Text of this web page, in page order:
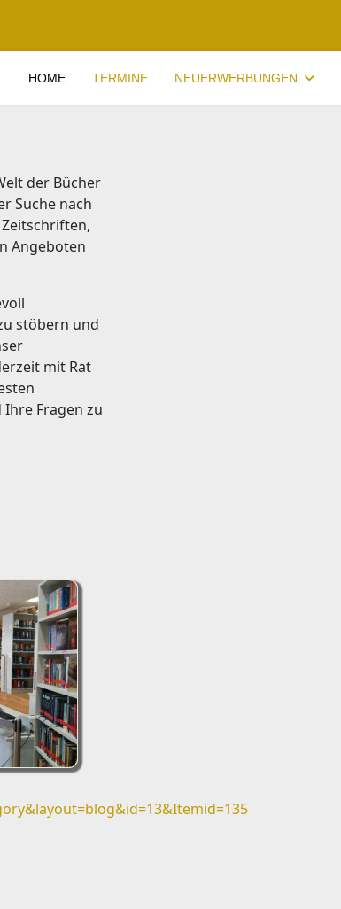
HOME TERMINE NEUERWERBUNGEN
der Bücher
Suche nach
Angeboten
stöbern und
mit Rat
Fragen zu